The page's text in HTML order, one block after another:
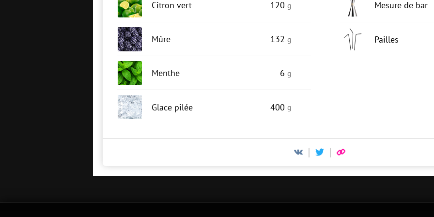
Citron vert 120 g
Mûre 132 g
Menthe 6 g
Glace pilée 400 g
Mesure de bar
Pailles